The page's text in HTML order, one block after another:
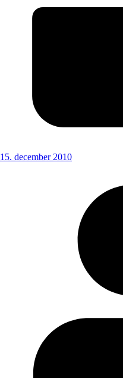
15. december 2010